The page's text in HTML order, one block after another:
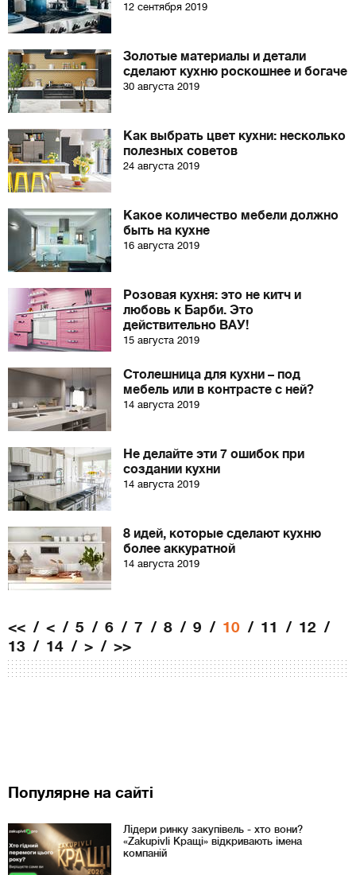
12 сентября 2019
Золотые материалы и детали
сделают кухню роскошнее и богаче
30 августа 2019
Как выбрать цвет кухни: несколько
полезных советов
24 августа 2019
Какое количество мебели должно
быть на кухне
16 августа 2019
Розовая кухня: это не китч и
любовь к Барби. Это
действительно ВАУ!
15 августа 2019
Столешница для кухни – под
мебель или в контрасте с ней?
14 августа 2019
Не делайте эти 7 ошибок при
создании кухни
14 августа 2019
8 идей, которые сделают кухню
более аккуратной
14 августа 2019
<< < 5 6 7 8 9 10 11
12
13
14 > >>
Популярне на сайті
Лідери ринку закупівель - хто вони?
«Zakupivli Кращі» відкривають імена
компаній